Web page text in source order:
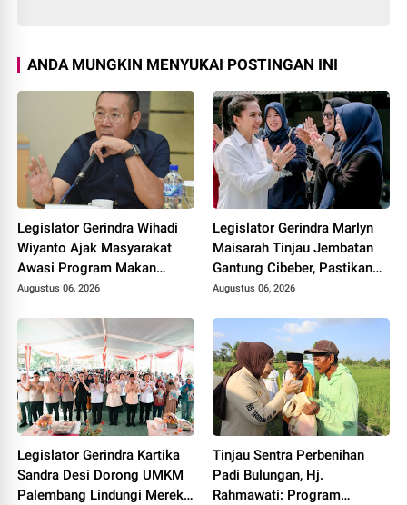
ANDA MUNGKIN MENYUKAI POSTINGAN INI
Legislator Gerindra Wihadi
Wiyanto Ajak Masyarakat
Awasi Program Makan
Bergizi Gratis agar Tepat
Augustus 06, 2026
Legislator Gerindra Marlyn
Maisarah Tinjau Jembatan
Gantung Cibeber, Pastikan
Aspirasi Warga Terlaksana
Augustus 06, 2026
Legislator Gerindra Kartika
Sandra Desi Dorong UMKM
Palembang Lindungi Merek
Tinjau Sentra Perbenihan
Padi Bulungan, Hj.
Rahmawati: Program